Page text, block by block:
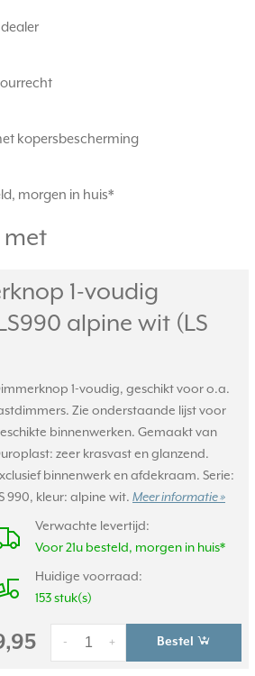
kopersbescherming
morgen in huis*
met
1-voudig
alpine wit (LS
1-voudig, geschikt voor o.a.
Zie onderstaande lijst voor
binnenwerken. Gemaakt van
zeer krasvast en glanzend.
binnenwerk en afdekraam. Serie:
990, kleur: alpine wit. Meer informatie »
Verwachte levertijd:
Voor 21u besteld, morgen in huis*
Huidige voorraad:
153 stuk(s)
+
- Bestel